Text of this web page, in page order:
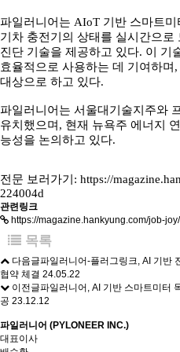
파일러니어는 AIoT 기반 스마트
기차 충전기의 상태를 실시간으로
진단 기술을 제공하고 있다. 이 기
효율적으로 사용하는 데 기여하
대상으로 하고 있다.
파일러니어는 서울대기술지주와
유치했으며, 현재 뉴욕주 에너지
능성을 논의하고 있다.
전문 보러가기: https://
224004d
관련링크
https://magazine.hankyung.com/job-
목록
다음글파일러니어-플러그링크, AI 기반
협약 체결 24.05.22
이전글파일러니어, AI 기반 스마트미터
공 23.12.12
파일러니어 (PYLONEER INC.)
대표이사